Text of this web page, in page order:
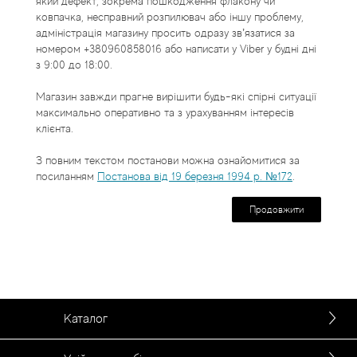
ковпачка, несправний розпилювач або іншу проблему,
адміністрація магазину просить одразу зв’язатися за
номером +380960858016 або написати у Viber у будні дні
з 9:00 до 18:00.
Магазин завжди прагне вирішити будь-які спірні ситуації
максимально оперативно та з урахуванням інтересів
клієнта.
З повним текстом постанови можна ознайомитися за
посиланням Постанова від 19 березня 1994 р. №172
Продовжити
Каталог
Статті